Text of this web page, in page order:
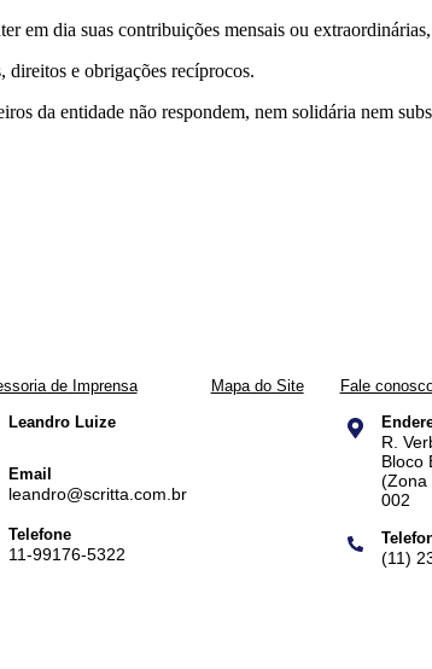
em dia suas contribuições mensais ou
direitos e obrigações recíprocos.
da entidade não respondem, nem solidária nem
de Imprensa
Leandro Luize
Email
leandro@scritta.com.br
Telefone
11-99176-5322
Mapa do Site
Fale
R.
Bloco
(Zona
002
(11)